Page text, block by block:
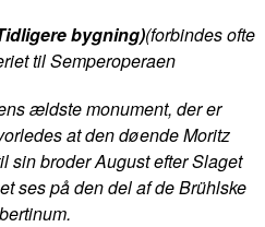
bygning)(forbindes ofte
til Semperoperaen
ældste monument, der er
at den døende Moritz
sin broder August efter Slaget
ses på den del af de Brühlske